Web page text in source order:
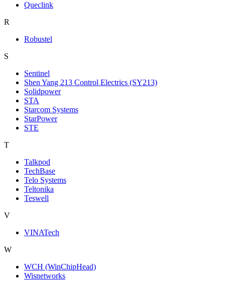
Queclink
R
Robustel
S
Sentinel
Shen Yang 213 Control Electrics (SY213)
Solidpower
STA
Starcom Systems
StarPower
STE
T
Talkpod
TechBase
Telo Systems
Teltonika
Teswell
V
VINATech
W
WCH (WinChipHead)
Wisnetworks